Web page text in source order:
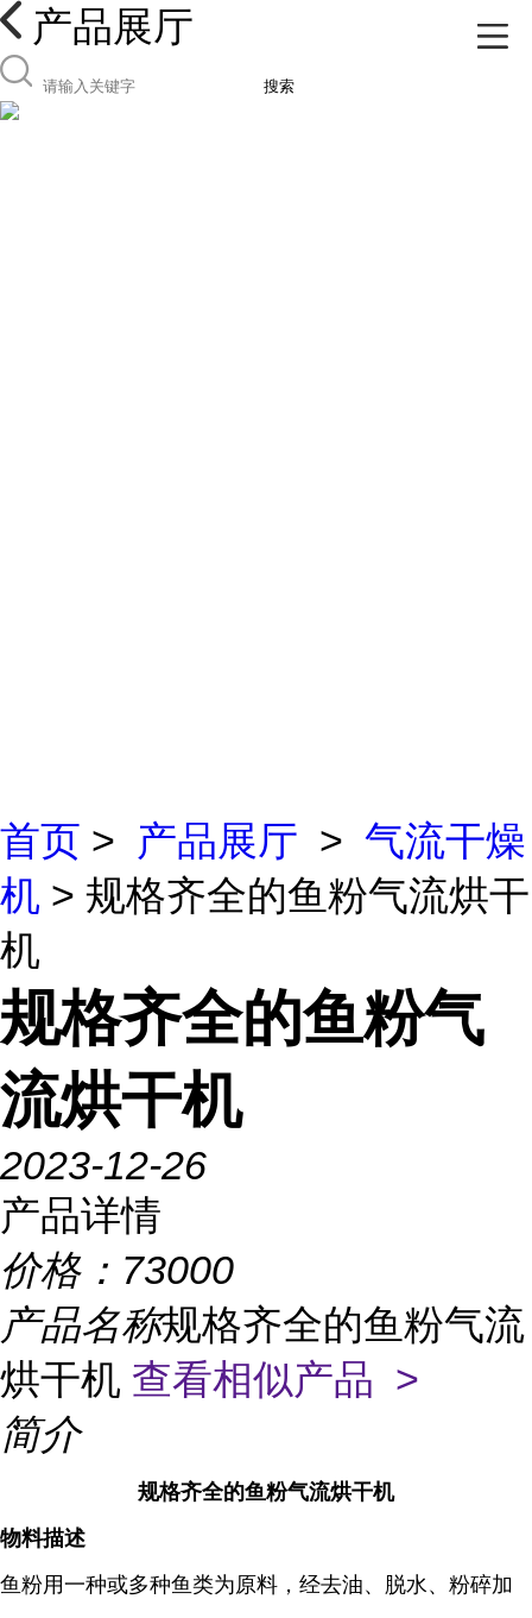
产品展厅
搜索
首页 > 产品展厅 > 气流干燥
机 > 规格齐全的鱼粉气流烘干
机
规格齐全的鱼粉气
流烘干机
2023-12-26
产品详情
价格： 73000
产品名称规格齐全的鱼粉气流
烘干机 查看相似产品 >
简介
规格齐全的鱼粉气流烘干机
物料描述
鱼粉用一种或多种鱼类为原料，经去油、脱水、粉碎加